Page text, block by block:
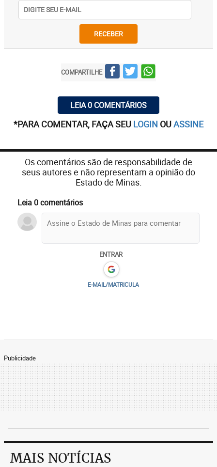
RECEBER
COMPARTILHE
LEIA 0 COMENTÁRIOS
*PARA COMENTAR, FAÇA SEU LOGIN OUASSINE
Os comentários são de responsabilidade de
seus autores e não representam a opinião do
Estado de Minas.
Leia 0 comentários
ENTRAR
E-MAIL/MATRICULA
Publicidade
MAIS NOTÍCIAS